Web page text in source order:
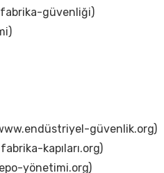
güvenliği)
güvenlik.org)
kapıları.org)
yönetimi.org)